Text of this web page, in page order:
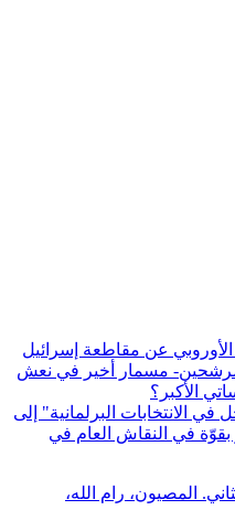
الأوروبي عن مقاطعة إسرائيل
مسمار أخير في نعش
الأكبر؟
الانتخابات البرلمانية" إلى
في النقاش العام في
المصيون، رام الله،